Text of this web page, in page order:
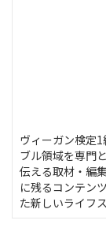
ヴィーガン検定
ブル領域を専門
伝える取材・編
に残るコンテン
た新しいライフ